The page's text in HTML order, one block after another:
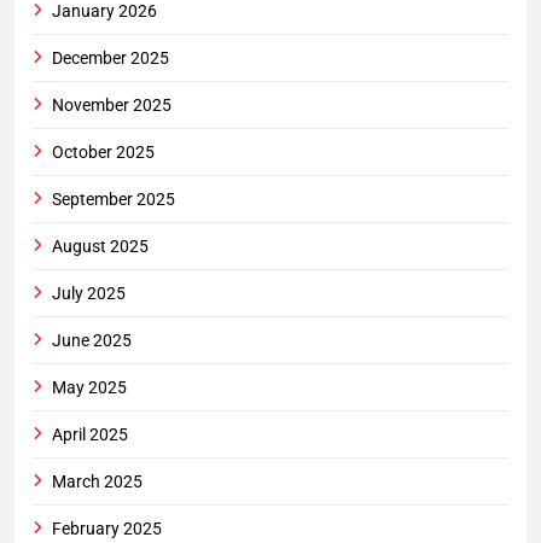
January 2026
December 2025
November 2025
October 2025
September 2025
August 2025
July 2025
June 2025
May 2025
April 2025
March 2025
February 2025